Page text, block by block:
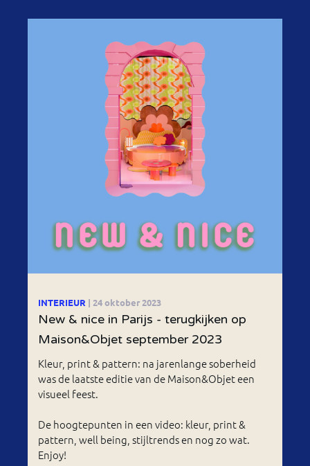
INTERIEUR | 24 oktober 2023
New & nice in Parijs - terugkijken op
Maison&Objet september 2023
Kleur, print & pattern: na jarenlange soberheid
was de laatste editie van de Maison&Objet een
visueel feest.
De hoogtepunten in een video: kleur, print &
pattern, well being, stijltrends en nog zo wat.
Enjoy!